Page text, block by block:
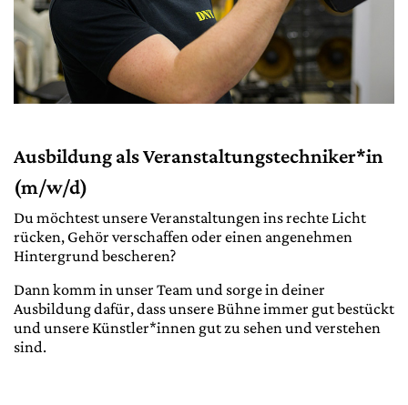
Ausbildung als Veranstaltungstechniker*in
(m/w/d)
Du möchtest unsere Veranstaltungen ins rechte Licht
rücken, Gehör verschaffen oder einen angenehmen
Hintergrund bescheren?
Dann komm in unser Team und sorge in deiner
Ausbildung dafür, dass unsere Bühne immer gut bestückt
und unsere Künstler*innen gut zu sehen und verstehen
sind.